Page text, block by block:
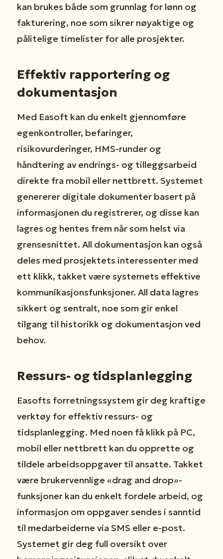
kan brukes både som grunnlag for lønn og
fakturering, noe som sikrer nøyaktige og
pålitelige timelister for alle prosjekter.
Effektiv rapportering og
dokumentasjon
Med Easoft kan du enkelt gjennomføre
egenkontroller, befaringer,
risikovurderinger, HMS-runder og
håndtering av endrings- og tilleggsarbeid
direkte fra mobil eller nettbrett. Systemet
genererer digitale dokumenter basert på
informasjonen du registrerer, og disse kan
lagres og hentes frem når som helst via
grensesnittet. All dokumentasjon kan også
deles med prosjektets interessenter med
ett klikk, takket være systemets effektive
kommunikasjonsfunksjoner. All data lagres
sikkert og sentralt, noe som gir enkel
tilgang til historikk og dokumentasjon ved
behov.
Ressurs- og tidsplanlegging
Easofts forretningssystem gir deg kraftige
verktøy for effektiv ressurs- og
tidsplanlegging. Med noen få klikk på PC,
mobil eller nettbrett kan du opprette og
tildele arbeidsoppgaver til ansatte. Takket
være brukervennlige «drag and drop»-
funksjoner kan du enkelt fordele arbeid, og
informasjon om oppgaver sendes i sanntid
til medarbeiderne via SMS eller e-post.
Systemet gir deg full oversikt over